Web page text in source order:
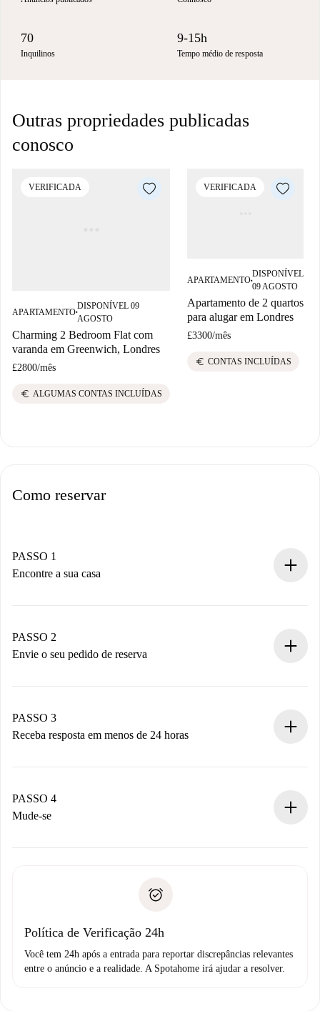
70
Inquilinos
9-15h
Tempo médio de resposta
Outras propriedades publicadas
conosco
VERIFICADA
APARTAMENTO■
DISPONÍVEL 09
AGOSTO
Charming 2 Bedroom Flat com
varanda em Greenwich, Londres
£2800/mês
euro ALGUMAS CONTAS INCLUÍDAS
VERIFICADA
APARTAMENTO■
DISPONÍVEL
09 AGOSTO
Apartamento de 2 quartos
para alugar em Londres
£3300/mês
euro CONTAS INCLUÍDAS
Como reservar
PASSO 1
Encontre a sua casa
Você tem todas as informações necessárias
antecipadamente.
PASSO 2
Envie o seu pedido de reserva
Não cobramos nada até que o proprietário confirme.
PASSO 3
Receba resposta em menos de 24 horas
proprietário.
Se recusada: não cobraremos nada e ofereceremos
Débito direto bancário
PASSO 4
Mude-se
não comunicar nenhum problema.
Política de Verificação 24h
Você tem 24h após a entrada para reportar discrepâncias relevantes
entre o anúncio e a realidade. A Spotahome irá ajudar a resolver.